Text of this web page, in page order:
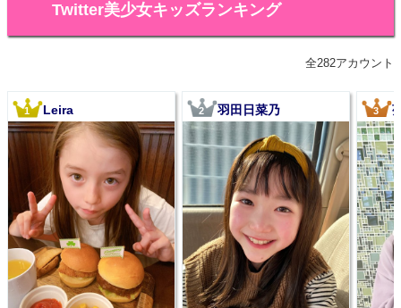
Twitter美少女キッズランキング
全282アカウント
1 Leira 2 羽田日菜乃 3